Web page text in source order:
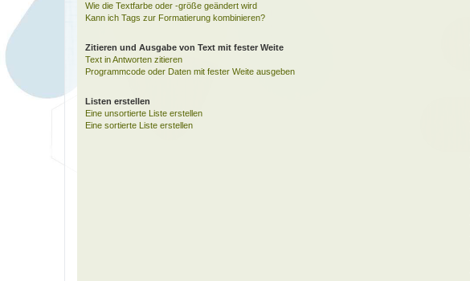
Wie die Textfarbe oder -größe geändert wird
Kann ich Tags zur Formatierung kombinieren?
Zitieren und Ausgabe von Text mit fester Weite
Text in Antworten zitieren
Programmcode oder Daten mit fester Weite ausgeben
Listen erstellen
Eine unsortierte Liste erstellen
Eine sortierte Liste erstellen